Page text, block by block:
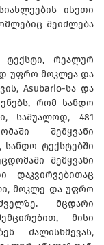
ისეთი
შეიძლება
ტექსტი, რეალურ
უფრო მოკლეა და
Asubario-სა და
რომ სანდო
საშუალოდ, 481
შემყვანი
სანდო ტექსტებში
შემყვანი
დაკვირვებითაც
მოკლე და უფრო
მცდარი
მისი
ძალისხმევას,